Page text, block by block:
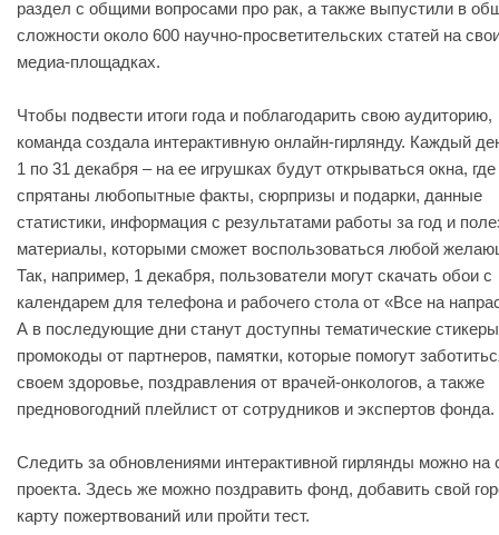
раздел с общими вопросами про рак, а также выпустили в
сложности около 600 научно-просветительских статей на
медиа-площадках.
Чтобы подвести итоги года и поблагодарить свою аудиторию,
команда создала интерактивную онлайн-гирлянду. Каждый
1 по 31 декабря – на ее игрушках будут открываться окна, где
спрятаны любопытные факты, сюрпризы и подарки, данные
статистики, информация с результатами работы за год и
материалы, которыми сможет воспользоваться любой
Так, например, 1 декабря, пользователи могут скачать обои с
календарем для телефона и рабочего стола от «Все на
А в последующие дни станут доступны тематические
промокоды от партнеров, памятки, которые помогут
своем здоровье, поздравления от врачей-онкологов, а также
предновогодний плейлист от сотрудников и экспертов фонда.
Следить за обновлениями интерактивной гирлянды можно на
проекта. Здесь же можно поздравить фонд, добавить свой
карту пожертвований или пройти тест.